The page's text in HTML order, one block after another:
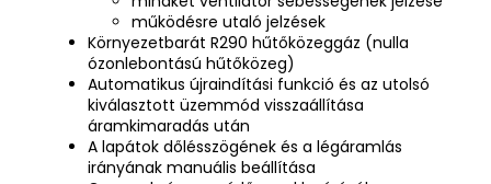
működésre utaló jelzések
Környezetbarát R290 hűtőközeggáz (nulla
ózonlebontású hűtőközeg)
Automatikus újraindítási funkció és az utolsó
kiválasztott üzemmód visszaállítása
áramkimaradás után
A lapátok dőlésszögének és a légáramlás
irányának manuális beállítása